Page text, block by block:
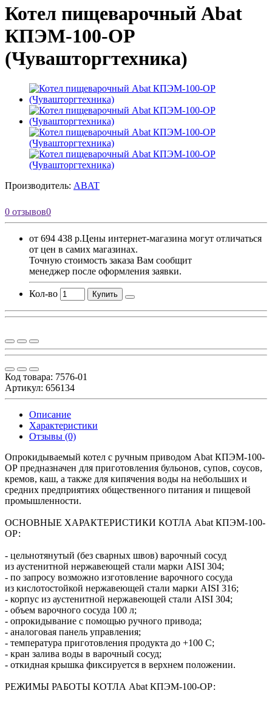
Котел пищеварочный Abat
КПЭМ-100-ОР
(Чувашторгтехника)
Производитель: ABAT
0 отзывов0
от 694 438 р.Цены интернет-магазина могут отличаться
от цен в самих магазинах.
Точную стоимость заказа Вам сообщит
менеджер после оформления заявки.
Кол-во Купить
Код товара: 7576-01
Артикул: 656134
Описание
Характеристики
Отзывы (0)
Опрокидываемый котел с ручным приводом Abat КПЭМ-100-
ОР предназначен для приготовления бульонов, супов, соусов,
кремов, каш, а также для кипячения воды на небольших и
средних предприятиях общественного питания и пищевой
промышленности.
ОСНОВНЫЕ ХАРАКТЕРИСТИКИ КОТЛА Abat КПЭМ-100-
ОР:
- цельнотянутый (без сварных швов) варочный сосуд
из аустенитной нержавеющей стали марки AISI 304;
- по запросу возможно изготовление варочного сосуда
из кислотостойкой нержавеющей стали марки AISI 316;
- корпус из аустенитной нержавеющей стали AISI 304;
- объем варочного сосуда 100 л;
- опрокидывание с помощью ручного привода;
- аналоговая панель управления;
- температура приготовления продукта до +100 С;
- кран залива воды в варочный сосуд;
- откидная крышка фиксируется в верхнем положении.
РЕЖИМЫ РАБОТЫ КОТЛА Abat КПЭМ-100-ОР: